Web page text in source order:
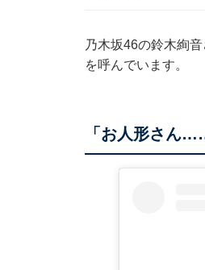
乃木坂46の鈴木絢
を呼んでいます。
「お人形さん